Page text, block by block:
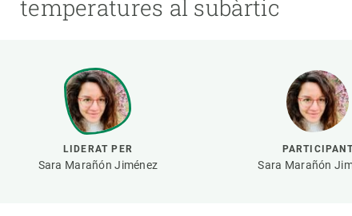
temperatures al subàrtic
LIDERAT PER
Sara Marañón Jiménez Sara Marañón
Marca i logotips
Oficina de premsa
Ciència oberta i gestió del coneixement
Documentació
Observació de la
Synthesis Actions